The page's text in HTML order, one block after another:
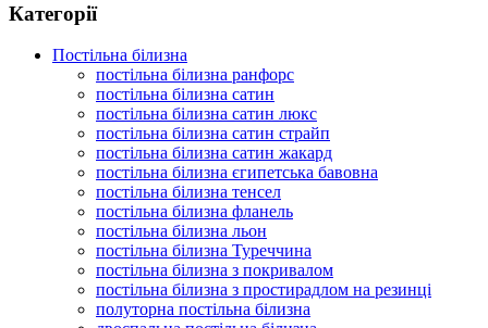
Категорії
Постільна білизна
постільна білизна ранфорс
постільна білизна сатин
постільна білизна сатин люкс
постільна білизна сатин страйп
постільна білизна сатин жакард
постільна білизна єгипетська бавовна
постільна білизна тенсел
постільна білизна фланель
постільна білизна льон
постільна білизна Туреччина
постільна білизна з покривалом
постільна білизна з простирадлом на резинці
полуторна постільна білизна